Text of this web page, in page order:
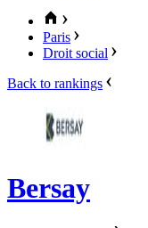
Paris
Droit social
Back to rankings
Bersay